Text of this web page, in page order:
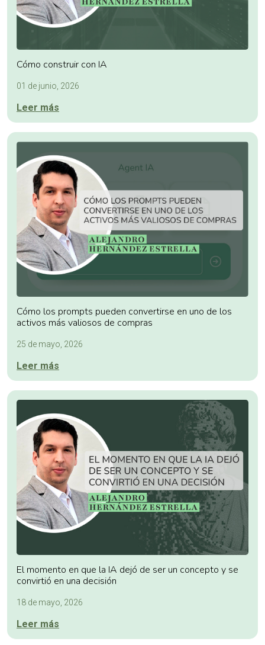
Cómo construir con IA
01 de junio, 2026
Leer más
Cómo los prompts pueden convertirse en uno de los
activos más valiosos de compras
25 de mayo, 2026
Leer más
El momento en que la IA dejó de ser un concepto y se
convirtió en una decisión
18 de mayo, 2026
Leer más